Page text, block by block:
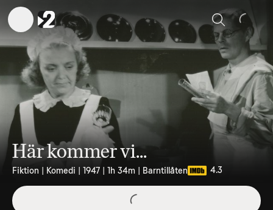
Sök
Här kommer vi...
Fiktion | Komedi | 1947 | 1h 34m | Barntillåten 4.3